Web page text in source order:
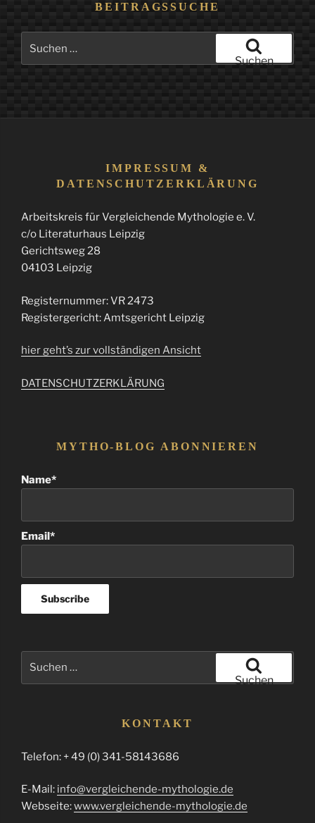
BEITRAGSSUCHE
Suchen
IMPRESSUM &
DATENSCHUTZERKLÄRUNG
Arbeitskreis für Vergleichende Mythologie e. V.
c/o Literaturhaus Leipzig
Gerichtsweg 28
04103 Leipzig
Registernummer: VR 2473
Registergericht: Amtsgericht Leipzig
hier geht’s zur vollständigen Ansicht
DATENSCHUTZERKLÄRUNG
MYTHO-BLOG ABONNIEREN
Name*
Email*
Suchen
KONTAKT
Telefon: + 49 (0) 341-58143686
E-Mail: info@vergleichende-mythologie.de
Webseite:www.vergleichende-mythologie.de